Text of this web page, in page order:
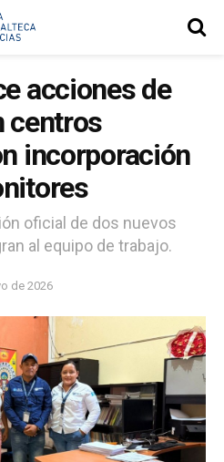
acciones de
centros
incorporación
oficial de dos nuevos
al equipo de trabajo.
de 2026